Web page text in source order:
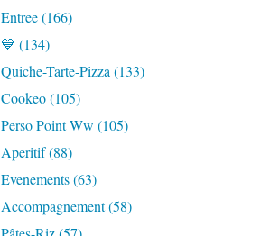
Entree (166)
💙 (134)
Quiche-Tarte-Pizza (133)
Cookeo (105)
Perso Point Ww (105)
Aperitif (88)
Evenements (63)
Accompagnement (58)